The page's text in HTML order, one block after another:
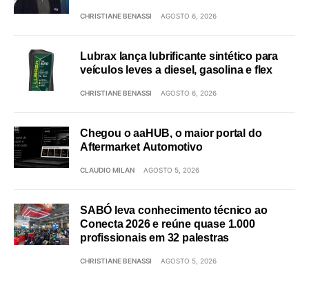
CHRISTIANE BENASSI AGOSTO 6, 2026
Lubrax lança lubrificante sintético para
veículos leves a diesel, gasolina e flex
CHRISTIANE BENASSI AGOSTO 6, 2026
Chegou o aaHUB, o maior portal do
Aftermarket Automotivo
CLAUDIO MILAN AGOSTO 5, 2026
SABÓ leva conhecimento técnico ao
Conecta 2026 e reúne quase 1.000
profissionais em 32 palestras
CHRISTIANE BENASSI AGOSTO 5, 2026